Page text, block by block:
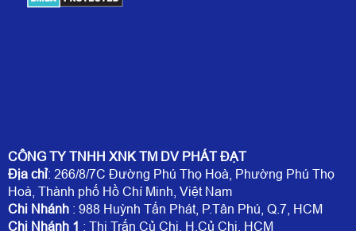
CÔNG TY TNHH XNK TM DV PHÁT ĐẠT
Địa chỉ: 266/8/7C Đường Phú Thọ Hoà, Phường Phú Thọ
Hoà, Thành phố Hồ Chí Minh, Việt Nam
Chi Nhánh : 988 Huỳnh Tấn Phát, P.Tân Phú, Q.7, HCM
Chi Nhánh 1 : Thị Trấn Củ Chi, H.Củ Chi, HCM